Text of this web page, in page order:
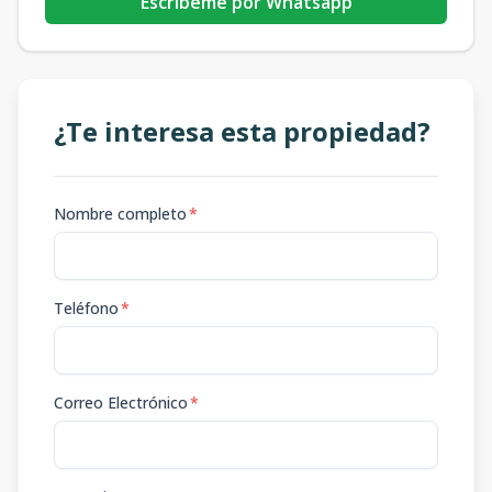
¿Te interesa esta propiedad?
Nombre completo*
Teléfono*
Correo Electrónico*